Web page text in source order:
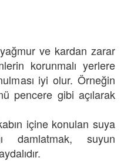
yağmur ve kardan zarar
korunmalı yerlere
iyi olur. Örneğin
pencere gibi açılarak
içine konulan suya
damlatmak, suyun